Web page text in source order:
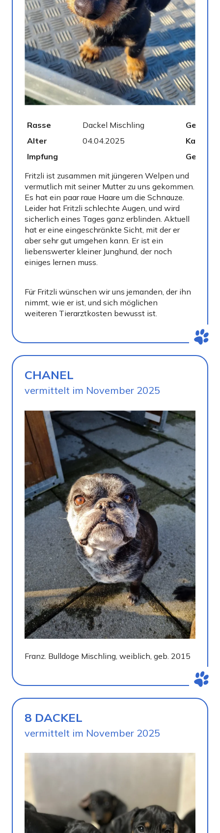
Rasse Dackel Mischling
Alter
04.04.2025
Impfung
Gechipt
Fritzli ist zusammen mit jüngeren Welpen und
vermutlich mit seiner Mutter zu uns gekommen.
Es hat ein paar raue Haare um die Schnauze.
Leider hat Fritzli schlechte Augen, und wird
sicherlich eines Tages ganz erblinden. Aktuell
hat er eine eingeschränkte Sicht, mit der er
aber sehr gut umgehen kann. Er ist ein
liebenswerter kleiner Junghund, der noch
einiges lernen muss.
Für Fritzli wünschen wir uns jemanden, der ihn
nimmt, wie er ist, und sich möglichen
weiteren Tierarztkosten bewusst ist.
CHANEL
vermittelt im November 2025
Franz. Bulldoge Mischling, weiblich, geb. 2015
8 DACKEL
vermittelt im November 2025